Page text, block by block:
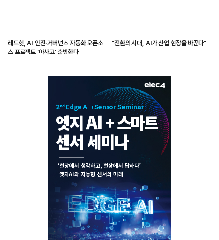
레드햇, AI 안전·거버넌스 자동화 오픈소
스 프로젝트 ‘아사고’ 출범한다
"전환의 시대, AI가 산업 현장을 바꾼다"